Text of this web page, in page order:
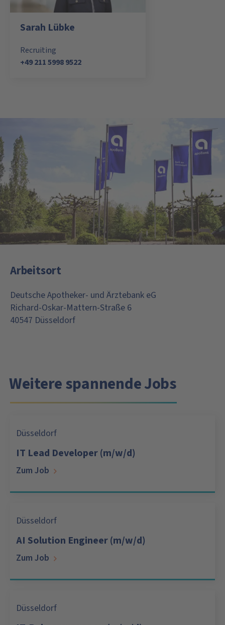
Sarah Lübke
Recruiting
+49 211 5998 9522
Arbeitsort
Deutsche Apotheker- und Ärztebank eG
Richard-Oskar-Mattern-Straße 6
40547 Düsseldorf
Weitere spannende Jobs
Düsseldorf
IT Lead Developer (m/w/d)
Zum Job
Düsseldorf
AI Solution Engineer (m/w/d)
Zum Job
Düsseldorf